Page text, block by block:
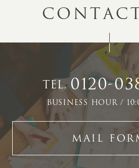
CONTAC
TEL.0120-
BUSINESS HOUR /
MAIL